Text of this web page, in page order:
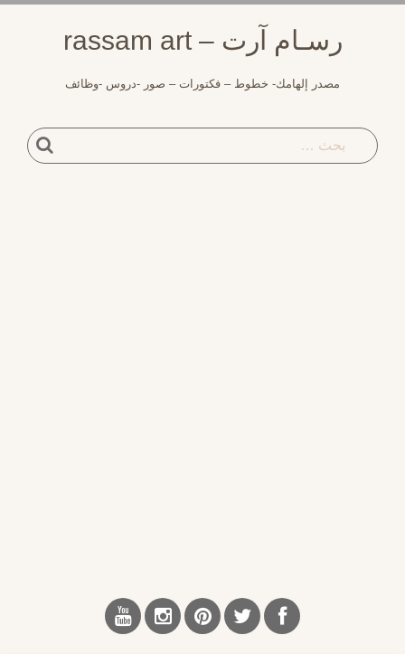
رسـام آرت – rassam art
مصدر إلهامك- خطوط – فكتورات – صور -دروس -وظائف